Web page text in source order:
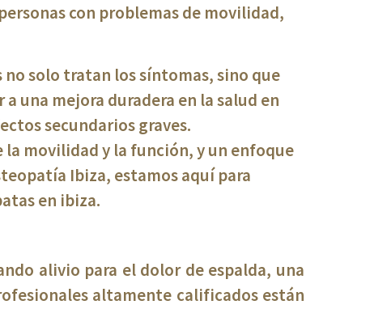
con problemas de movilidad,
solo tratan los síntomas, sino que
una mejora duradera en la salud en
secundarios graves.
movilidad y la función, y un enfoque
Ibiza, estamos aquí para
en ibiza.
alivio para el dolor de espalda, una
altamente calificados están